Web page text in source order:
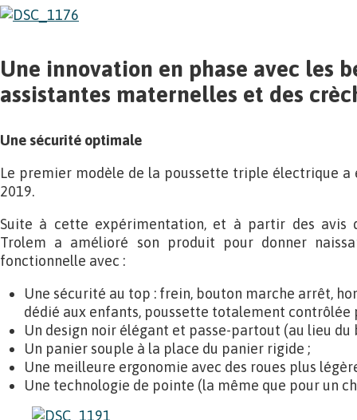
Une innovation en phase avec les
assistantes maternelles et des
Une sécurité optimale
Le premier modèle de la poussette triple électrique a
2019.
Suite à cette expérimentation, et à partir des avis
Trolem a amélioré son produit pour donner
fonctionnelle avec :
Une sécurité au top : frein, bouton marche arrêt,
dédié aux enfants, poussette totalement contrôlée
Un design noir élégant et passe-partout (au lieu du
Un panier souple à la place du panier rigide ;
Une meilleure ergonomie avec des roues plus
Une technologie de pointe (la même que pour un